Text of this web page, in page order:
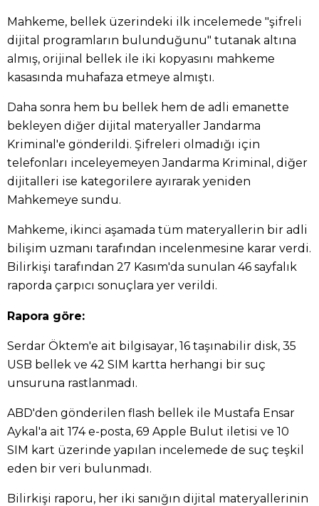
Mahkeme, bellek üzerindeki ilk incelemede "şifreli
dijital programların bulunduğunu" tutanak altına
almış, orijinal bellek ile iki kopyasını mahkeme
kasasında muhafaza etmeye almıştı.
Daha sonra hem bu bellek hem de adli emanette
bekleyen diğer dijital materyaller Jandarma
Kriminal'e gönderildi. Şifreleri olmadığı için
telefonları inceleyemeyen Jandarma Kriminal, diğer
dijitalleri ise kategorilere ayırarak yeniden
Mahkemeye sundu.
Mahkeme, ikinci aşamada tüm materyallerin bir adli
bilişim uzmanı tarafından incelenmesine karar verdi.
Bilirkişi tarafından 27 Kasım'da sunulan 46 sayfalık
raporda çarpıcı sonuçlara yer verildi.
Rapora göre:
Serdar Öktem'e ait bilgisayar, 16 taşınabilir disk, 35
USB bellek ve 42 SIM kartta herhangi bir suç
unsuruna rastlanmadı.
ABD'den gönderilen flash bellek ile Mustafa Ensar
Aykal'a ait 174 e-posta, 69 Apple Bulut iletisi ve 10
SIM kart üzerinde yapılan incelemede de suç teşkil
eden bir veri bulunmadı.
Bilirkişi raporu, her iki sanığın dijital materyallerinin